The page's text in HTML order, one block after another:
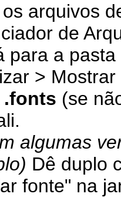
arquivos
de
para a
>
.fonts (se
algumas
Dê duplo
fonte" na